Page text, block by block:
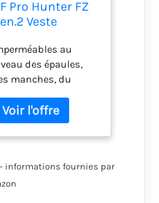
Pro Hunter FZ
Veste
au
des épaules,
manches, du
éclair
à l'avant avec
intérieur coupe-
Tissu
élastique et
informations fournies par